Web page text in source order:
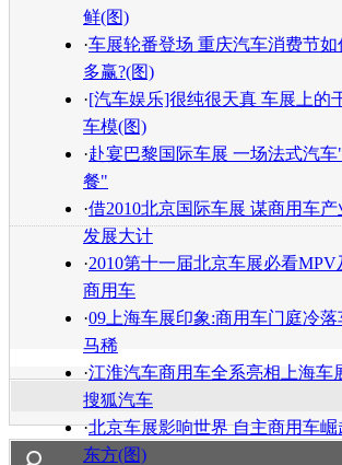
鲜(图)
·车展轮番登场 重庆汽车消费节如
多赢?(图)
·[汽车娱乐]很纯很天真 车展上的
车模(图)
·赴宴巴黎国际车展 一场法式汽车
餐"
·借2010北京国际车展 谋商用车产
发展大计
·2010第十一届北京车展必看MPV
商用车
·09上海车展印象:商用车门庭冷落
马稀
·江淮汽车商用车全系亮相上海车
搜狐汽车
·北京车展影响世界 自主商用车崛
东方(图)